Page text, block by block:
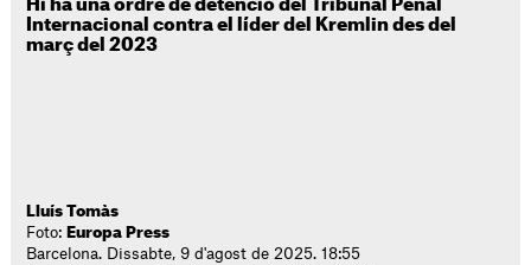
Hi ha una ordre de detenció del Tribunal Penal
Internacional contra el líder del Kremlin des del
març del 2023
Lluís Tomàs
Foto: Europa Press
Barcelona. Dissabte, 9 d'agost de 2025. 18:55